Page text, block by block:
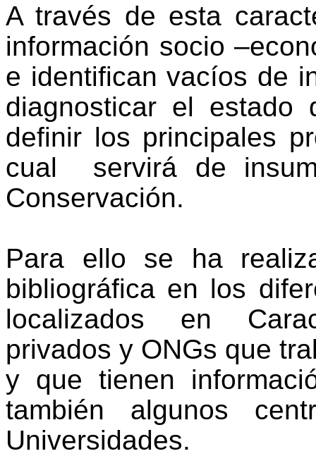
A través de esta
información socio
e identifican vacíos de
diagnosticar el
definir los principales
cual
servirá de
Conservación.
Para ello se ha
bibliográfica en los
localizados en
privados y ONGs que
y que tienen
también algunos
Universidades.